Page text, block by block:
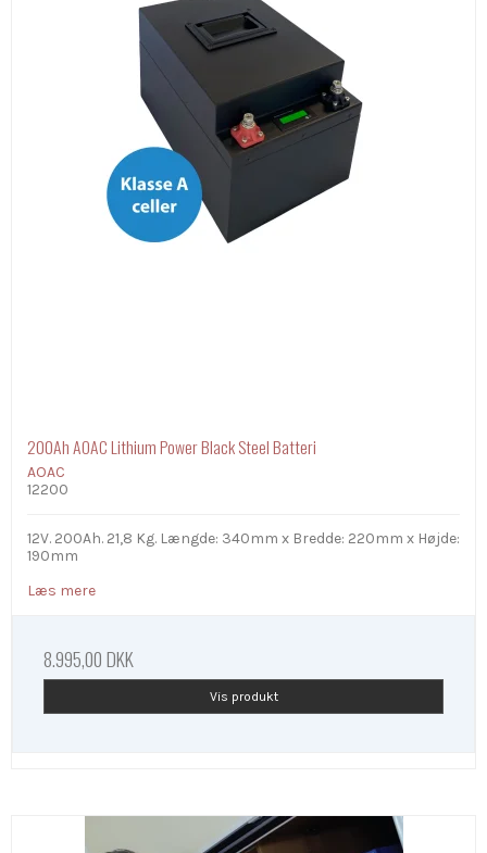
200Ah AOAC Lithium Power Black Steel Batteri
AOAC
12200
12V. 200Ah. 21,8 Kg. Længde: 340mm x Bredde: 220mm x Højde:
190mm
Læs mere
8.995,00 DKK
Vis produkt